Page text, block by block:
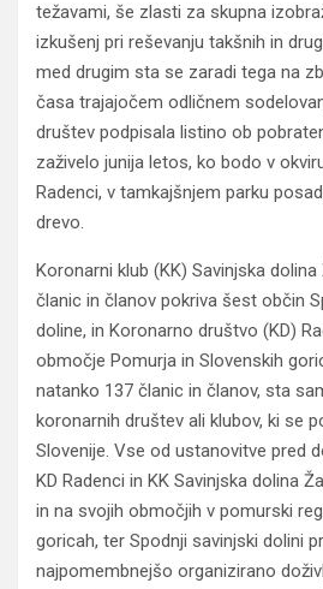
težavami, še zlasti za skupna
izkušenj pri reševanju takšnih in
med drugim sta se zaradi tega na
časa trajajočem odličnem
društev podpisala listino ob
zaživelo junija letos, ko bodo v
Radenci, v tamkajšnjem parku
drevo.
Koronarni klub (KK) Savinjska
članic in članov pokriva šest občin
doline, in Koronarno društvo (KD)
območje Pomurja in Slovenskih
natanko 137 članic in članov, sta
koronarnih društev ali klubov, ki se
Slovenije. Vse od ustanovitve pred
KD Radenci in KK Savinjska dolina
in na svojih območjih v pomurski
goricah, ter Spodnji savinjski dolini
najpomembnejšo organizirano